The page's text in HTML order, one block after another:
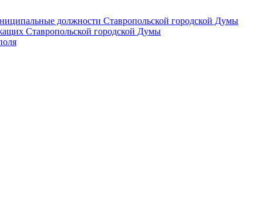
должности Ставропольской городской Думы
Ставропольской городской Думы